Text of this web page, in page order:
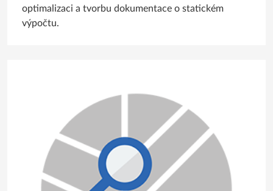
optimalizaci a tvorbu dokumentace o statickém
výpočtu.